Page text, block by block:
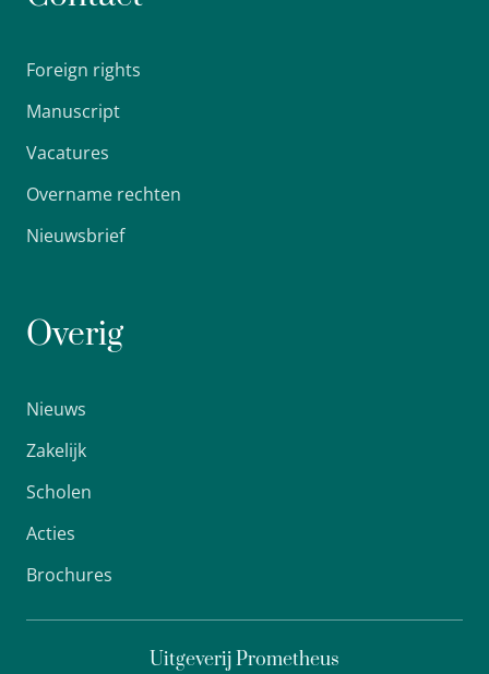
Foreign rights
Manuscript
Vacatures
Overname rechten
Nieuwsbrief
Overig
Nieuws
Zakelijk
Scholen
Acties
Brochures
Uitgeverij Prometheus